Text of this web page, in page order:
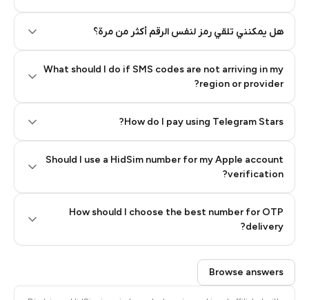
هل يمكنني تلقي رمز لنفس الرقم أكثر من مرة؟
What should I do if SMS codes are not arriving in my
region or provider?
How do I pay using Telegram Stars?
Step 3: Pay our bot with Stars
Should I use a HidSim number for my Apple account
verification?
How should I choose the best number for OTP
delivery?
Quality High To Low
Price High To
Browse answers